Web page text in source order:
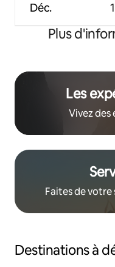
Déc.
Plus
Les
Vivez des
Faites de votre
Destinations à